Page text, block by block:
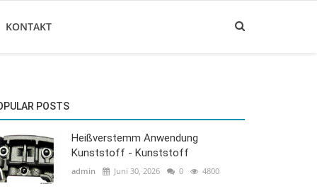
KONTAKT
POSTS
Heißverstemm Anwendung
Kunststoff - Kunststoff
admin Juni 30, 2026 0 4800